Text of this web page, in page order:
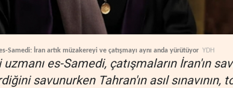
Samedi: İran artık müzakereyi ve çatışmayı aynı anda yürütüyor YDH
es-Samedi, çatışmaların İran'ın
savunurken Tahran'ın asıl